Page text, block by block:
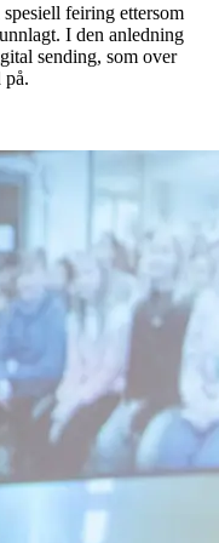
feiring ettersom
I den anledning
sending, som over
på.